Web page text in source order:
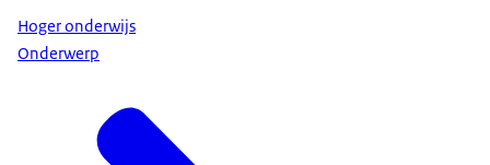
Hoger onderwijs
Onderwerp